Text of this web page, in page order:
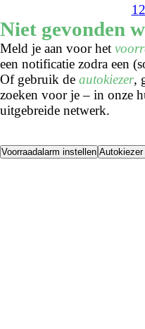
1 2
Niet gevonden
Meld je aan voor het
een notificatie zodra een
Of gebruik de autokiezer,
zoeken voor je – in onze
uitgebreide netwerk.
Voorraadalarm instellen